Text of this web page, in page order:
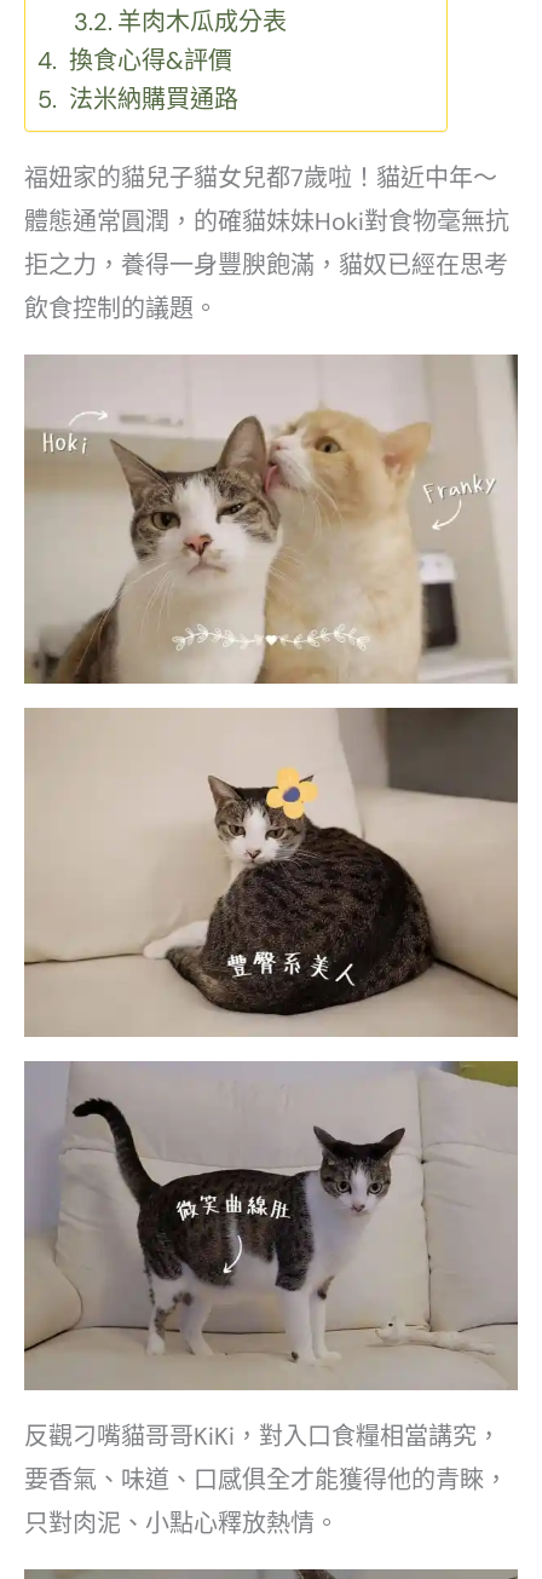
羊肉木瓜成分表
換食心得&評價
法米納購買通路
福妞家的貓兒子貓女兒都7歲啦！貓近中年～
體態通常圓潤，的確貓妹妹Hoki對食物毫無抗
拒之力，養得一身豐腴飽滿，貓奴已經在思考
飲食控制的議題。
反觀刁嘴貓哥哥KiKi，對入口食糧相當講究，
要香氣、味道、口感俱全才能獲得他的青睞，
只對肉泥、小點心釋放熱情。